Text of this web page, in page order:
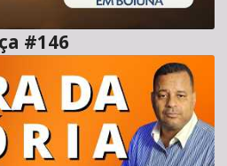
A Voz da Esperança #146